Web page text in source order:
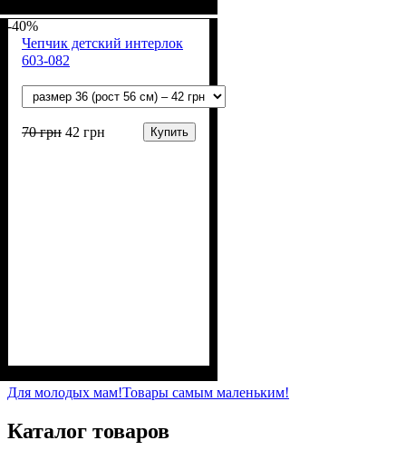
-40%
Чепчик детский интерлок
603-082
70грн 42 грн Купить
х/б)
Для молодых мам!Товары самым маленьким!
Каталог товаров